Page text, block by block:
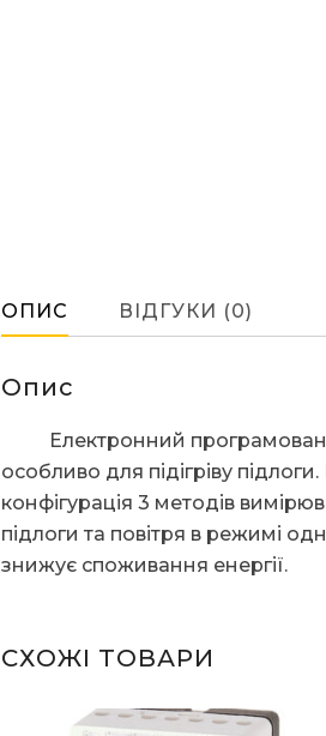
ОПИС ВІДГУКИ (0)
Опис
Електронний
особливо для підігріву
конфігурація 3 методів
підлоги та повітря в режимі
знижує споживання енергії.
СХОЖІ ТОВАРИ